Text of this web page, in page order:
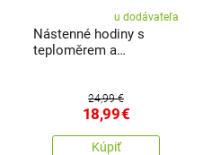
u dodávateľa
Nástenné hodiny s
teploměrem a
24,99 €
18,99€
Kúpiť